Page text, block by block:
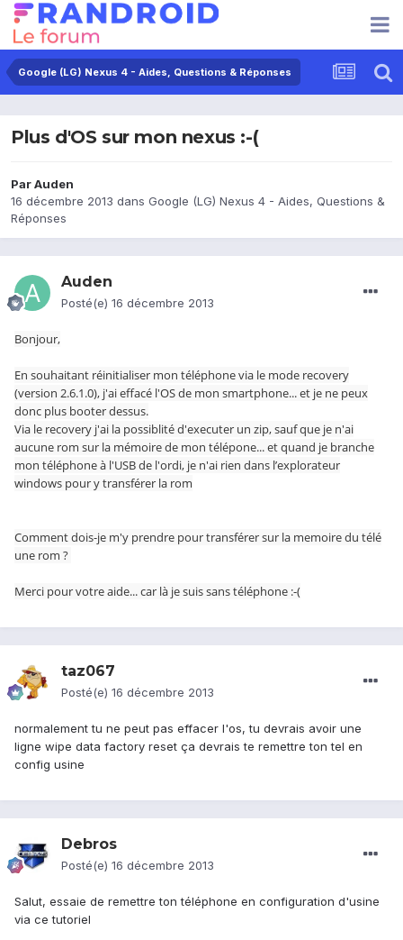
Google (LG) Nexus 4 - Aides, Questions & Réponses
Plus d'OS sur mon nexus :-(
ParAuden
16 décembre 2013 dans Google (LG) Nexus 4 - Aides, Questions &
Réponses
Auden
Posté(e) 16 décembre 2013
Bonjour,
En souhaitant réinitialiser mon téléphone via le mode recovery
(version 2.6.1.0), j'ai effacé l'OS de mon smartphone... et je ne peux
donc plus booter dessus.
Via le recovery j'ai la possiblité d'executer un zip, sauf que je n'ai
aucune rom sur la mémoire de mon télépone... et quand je branche
mon téléphone à l'USB de l'ordi, je n'ai rien dans l’explorateur
windows pour y transférer la rom
Comment dois-je m'y prendre pour transférer sur la memoire du télé
une rom ?
Merci pour votre aide... car là je suis sans téléphone :-(
taz067
Posté(e) 16 décembre 2013
normalement tu ne peut pas effacer l'os, tu devrais avoir une
ligne wipe data factory reset ça devrais te remettre ton tel en
config usine
Debros
Posté(e) 16 décembre 2013
Salut, essaie de remettre ton téléphone en configuration d'usine
via ce tutoriel